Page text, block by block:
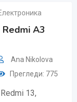
A3
Ana Nikolova
Прегледи: 775
13,